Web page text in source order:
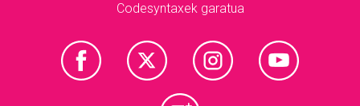
Codesyntaxek garatua